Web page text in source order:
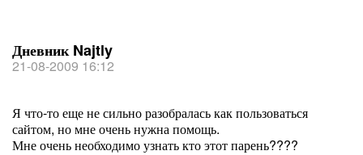
Дневник Najtly
21-08-2009 16:12
Я что-то еще не сильно разобралась как пользоваться
сайтом, но мне очень нужна помощь.
Мне очень необходимо узнать кто этот парень????